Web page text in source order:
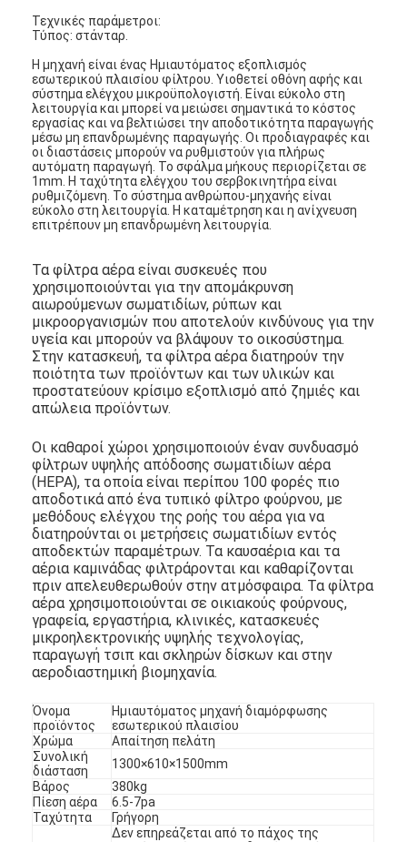
Σπίτι
Προϊόντα
Βίντεο
Τεχνικές παράμετροι:
Τύπος: στάνταρ.
Η μηχανή είναι ένας Ημιαυτόματος εξοπλισμός
εσωτερικού πλαισίου φίλτρου. Υιοθετεί οθόνη αφής και
σύστημα ελέγχου μικροϋπολογιστή. Είναι εύκολο στη
λειτουργία και μπορεί να μειώσει σημαντικά το κόστος
εργασίας και να βελτιώσει την αποδοτικότητα παραγωγής
μέσω μη επανδρωμένης παραγωγής. Οι προδιαγραφές και
οι διαστάσεις μπορούν να ρυθμιστούν για πλήρως
αυτόματη παραγωγή. Το σφάλμα μήκους περιορίζεται σε
1mm. Η ταχύτητα ελέγχου του σερβοκινητήρα είναι
ρυθμιζόμενη. Το σύστημα ανθρώπου-μηχανής είναι
εύκολο στη λειτουργία. Η καταμέτρηση και η ανίχνευση
επιτρέπουν μη επανδρωμένη λειτουργία.
Τα φίλτρα αέρα είναι συσκευές που
χρησιμοποιούνται για την απομάκρυνση
αιωρούμενων σωματιδίων, ρύπων και
μικροοργανισμών που αποτελούν κινδύνους για την
υγεία και μπορούν να βλάψουν το οικοσύστημα.
Στην κατασκευή, τα φίλτρα αέρα διατηρούν την
ποιότητα των προϊόντων και των υλικών και
προστατεύουν κρίσιμο εξοπλισμό από ζημιές και
απώλεια προϊόντων.
Οι καθαροί χώροι χρησιμοποιούν έναν συνδυασμό
φίλτρων υψηλής απόδοσης σωματιδίων αέρα
(HEPA), τα οποία είναι περίπου 100 φορές πιο
αποδοτικά από ένα τυπικό φίλτρο φούρνου, με
μεθόδους ελέγχου της ροής του αέρα για να
διατηρούνται οι μετρήσεις σωματιδίων εντός
αποδεκτών παραμέτρων. Τα καυσαέρια και τα
αέρια καμινάδας φιλτράρονται και καθαρίζονται
πριν απελευθερωθούν στην ατμόσφαιρα. Τα φίλτρα
αέρα χρησιμοποιούνται σε οικιακούς φούρνους,
γραφεία, εργαστήρια, κλινικές, κατασκευές
μικροηλεκτρονικής υψηλής τεχνολογίας,
παραγωγή τσιπ και σκληρών δίσκων και στην
αεροδιαστημική βιομηχανία.
Όνομα
προϊόντος
Ημιαυτόματος μηχανή διαμόρφωσης
εσωτερικού πλαισίου
Χρώμα
Απαίτηση πελάτη
Συνολική
διάσταση
1300×610×1500mm
Βάρος
380kg
Πίεση αέρα
6.5-7pa
Ταχύτητα
Γρήγορη
Δεν επηρεάζεται από το πάχος της